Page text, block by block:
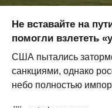
Не вставайте на
помогли взлететь
США пытались
санкциями, однако
небо полностью